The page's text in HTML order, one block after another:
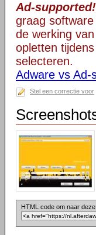
Ad-supported!
graag
de werking
opletten
selecteren.
Adware vs Ad-
Stel een correctie voor
HTML code om naar